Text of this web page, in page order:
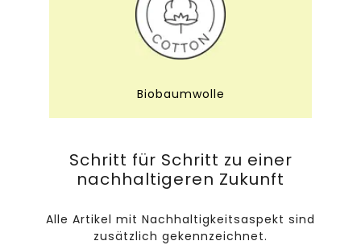
Biobaumwolle
Schritt für Schritt zu einer
nachhaltigeren Zukunft
Alle Artikel mit Nachhaltigkeitsaspekt sind
zusätzlich gekennzeichnet.